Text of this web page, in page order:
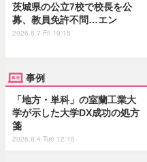
茨城県の公立7校で校長を公
募、教員免許不問…エン
2026.8.7 Fri 19:15
事例
「地方・単科」の室蘭工業大
学が示した大学DX成功の処方
箋
2026.8.4 Tue 12:15